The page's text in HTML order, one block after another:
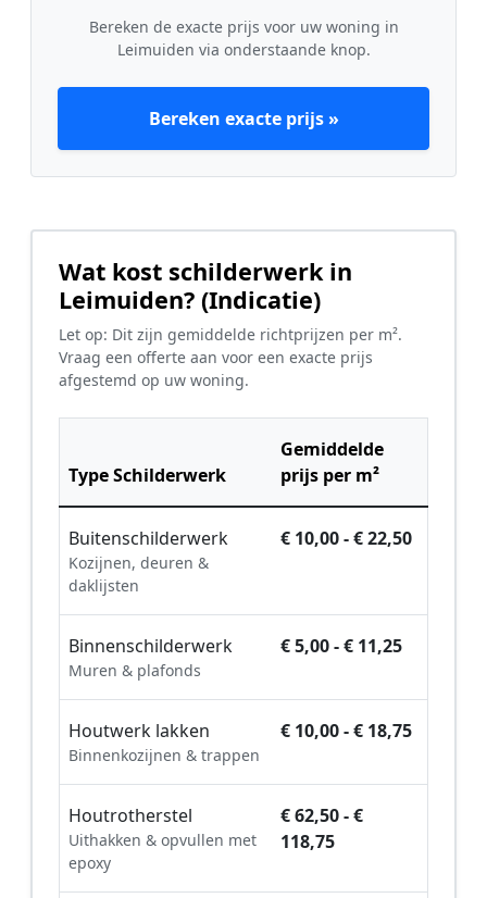
Bereken de exacte prijs voor uw woning in
Leimuiden via onderstaande knop.
Bereken exacte prijs »
Wat kost schilderwerk in
Leimuiden? (Indicatie)
Let op: Dit zijn gemiddelde richtprijzen per m².
Vraag een offerte aan voor een exacte prijs
afgestemd op uw woning.
Type Schilderwerk
Gemiddelde
prijs per m²
Buitenschilderwerk
Kozijnen, deuren &
daklijsten
€ 10,00 - € 22,50
Binnenschilderwerk
Muren & plafonds
€ 5,00 - € 11,25
Houtwerk lakken
Binnenkozijnen & trappen
€ 10,00 - € 18,75
Houtrotherstel
Uithakken & opvullen met
epoxy
€ 62,50 - €
118,75